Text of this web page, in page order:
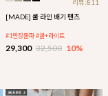
리뷰:811
[MADE] 쿨 라인 배기 팬츠
#1만장돌파 #쿨+라이트
29,300 32,500 10%